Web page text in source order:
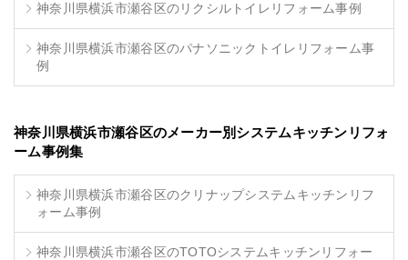
神奈川県横浜市瀬谷区のリクシルトイレリフォーム事例
神奈川県横浜市瀬谷区のパナソニックトイレリフォーム事
例
神奈川県横浜市瀬谷区のメーカー別システムキッチンリフォ
ーム事例集
神奈川県横浜市瀬谷区のクリナップシステムキッチンリフ
ォーム事例
神奈川県横浜市瀬谷区のTOTOシステムキッチンリフォー